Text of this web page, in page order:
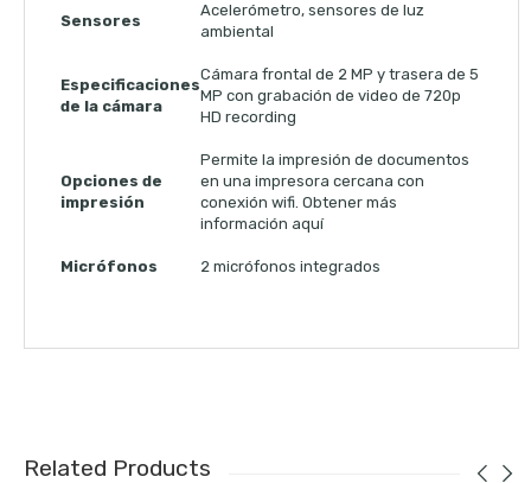
Sensores
Acelerómetro, sensores de luz
ambiental
Especificaciones
de la cámara
Cámara frontal de 2 MP y trasera de 5
MP con grabación de video de 720p
HD recording
Opciones de
impresión
Permite la impresión de documentos
en una impresora cercana con
conexión wifi. Obtener más
información aquí
Micrófonos 2 micrófonos integrados
Related Products